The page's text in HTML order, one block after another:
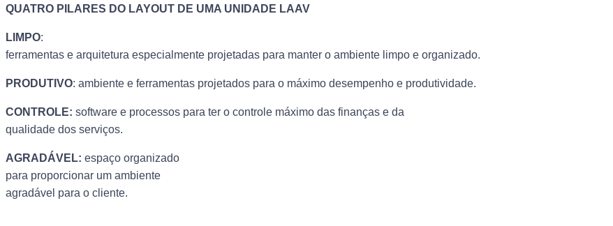
QUATRO PILARES DO LAYOUT DE UMA UNIDADE LAAV
LIMPO:
ferramentas e arquitetura especialmente projetadas para manter o ambiente limpo e organizado.
PRODUTIVO: ambiente e ferramentas projetados para o máximo desempenho e produtividade.
CONTROLE: software e processos para ter o controle máximo das finanças e da
qualidade dos serviços.
AGRADÁVEL: espaço organizado
para proporcionar um ambiente
agradável para o cliente.